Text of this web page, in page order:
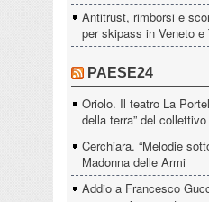
Antitrust, rimborsi e
per skipass in Veneto e
PAESE24
Oriolo. Il teatro La
della terra” del
Cerchiara. “Melodie
Madonna delle Armi
Addio a Francesco